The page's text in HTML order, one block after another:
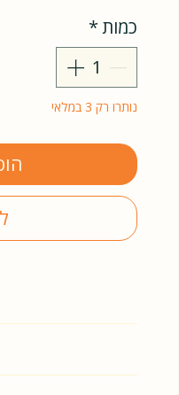
כמות*
נותרו רק 3 במלאי